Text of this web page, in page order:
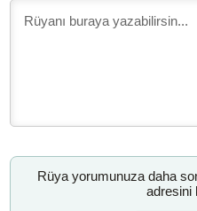
Rüya yorumunuza daha
adresini